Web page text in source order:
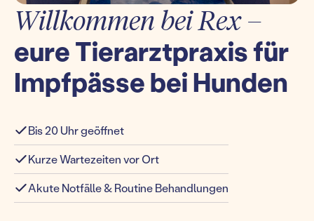
Willkommen bei Rex –
eure Tierarztpraxis für
Impfpässe bei Hunden
Bis 20 Uhr geöffnet
Kurze Wartezeiten vor Ort
Akute Notfälle & Routine Behandlungen